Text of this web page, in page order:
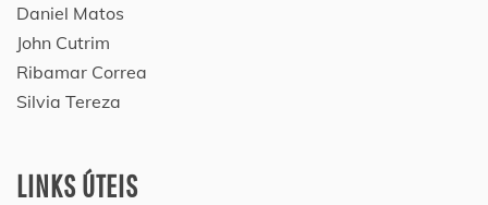
Daniel Matos
John Cutrim
Ribamar Correa
Silvia Tereza
LINKS ÚTEIS